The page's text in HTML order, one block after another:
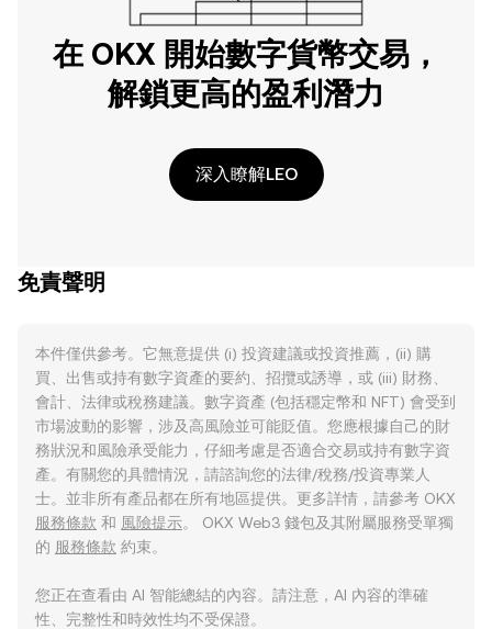
在 OKX 開始數字貨幣交易，
解鎖更高的盈利潛力
深入瞭解LEO
免責聲明
本件僅供參考。它無意提供 (i) 投資建議或投資推薦，(ii) 購
買、出售或持有數字資產的要約、招攬或誘導，或 (iii) 財務、
會計、法律或稅務建議。數字資產 (包括穩定幣和 NFT) 會受到
市場波動的影響，涉及高風險並可能貶值。您應根據自己的財
務狀況和風險承受能力，仔細考慮是否適合交易或持有數字資
產。有關您的具體情況，請諮詢您的法律/稅務/投資專業人
士。並非所有產品都在所有地區提供。更多詳情，請參考 OKX
服務條款 和 風險提示。 OKX Web3 錢包及其附屬服務受單獨
的 服務條款 約束。
您正在查看由 AI 智能總結的內容。請注意，AI 內容的準確
性、完整性和時效性均不受保證。